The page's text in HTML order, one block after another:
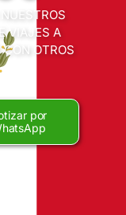
VIAJES A
OTROS
por